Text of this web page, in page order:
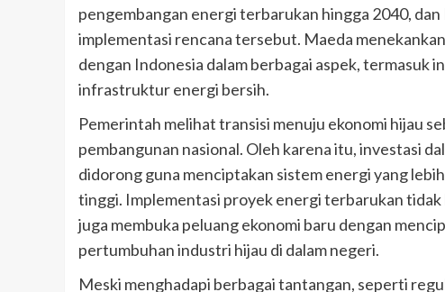
pengembangan energi terbarukan hingga 2040,
implementasi rencana tersebut. Maeda
dengan Indonesia dalam berbagai aspek, termasuk
infrastruktur energi bersih.
Pemerintah melihat transisi menuju ekonomi hijau
pembangunan nasional. Oleh karena itu, investasi
didorong guna menciptakan sistem energi yang
tinggi. Implementasi proyek energi terbarukan
juga membuka peluang ekonomi baru dengan
pertumbuhan industri hijau di dalam negeri.
Meski menghadapi berbagai tantangan, seperti